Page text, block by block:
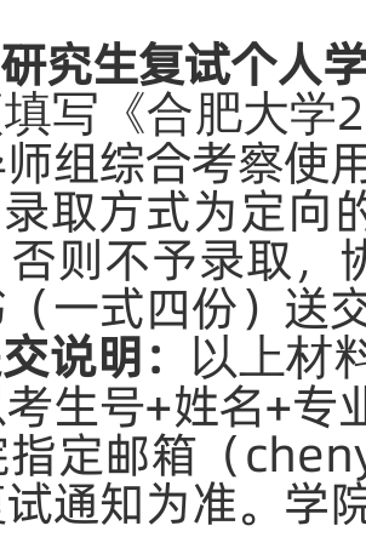
研究生复试个人
写《合肥大学
组综合考察使
取方式为定向
否则不予录取
一式四份）送
说明： 以上材
生号+姓名+专
定邮箱（
通知为准。学